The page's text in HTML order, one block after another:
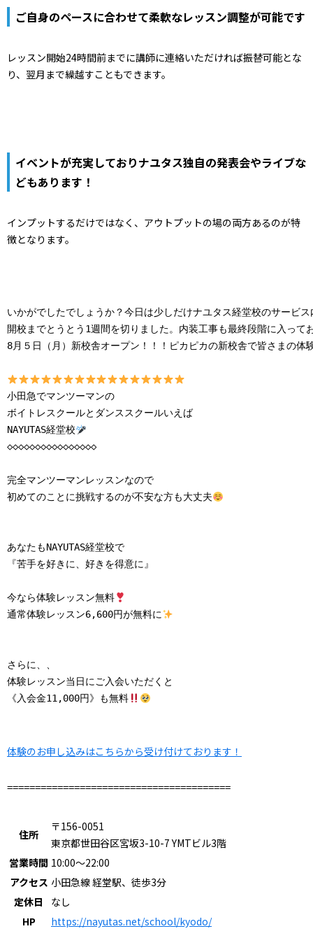
ご自身のペースに合わせて柔軟なレッスン調整が可能です
レッスン開始24時間前までに講師に連絡いただければ振替可能とな
り、翌月まで繰越すこともできます。
イベントが充実しておりナユタス独自の発表会やライブな
どもあります！
インプットするだけではなく、アウトプットの場の両方あるのが特
徴となります。
いかがでしたでしょうか？今日は少しだけナユタス経堂校のサービ
開校までとうとう1週間を切りました。内装工事も最終段階に入って
8月５日（月）新校舎オープン！！！ピカピカの新校舎で皆さまの体
小田急でマンツーマンの
ボイトレスクールとダンススクールいえば
NAYUTAS経堂校
◇◇◇◇◇◇◇◇◇◇◇◇◇◇◇◇
完全マンツーマンレッスンなので
初めてのことに挑戦するのが不安な方も大丈夫
あなたもNAYUTAS経堂校で
『苦手を好きに、好きを得意に』
今なら体験レッスン無料
通常体験レッスン6,600円が無料に
さらに、、
体験レッスン当日にご入会いただくと
《入会金11,000円》も無料
体験のお申し込みはこちらから受け付けております！
住所
〒156-0051
東京都世田谷区宮坂3-10-7 YMTビル3階
営業時間 10:00～22:00
アクセス 小田急線 経堂駅、徒歩3分
定休日
なし
HP
https://nayutas.net/school/kyodo/